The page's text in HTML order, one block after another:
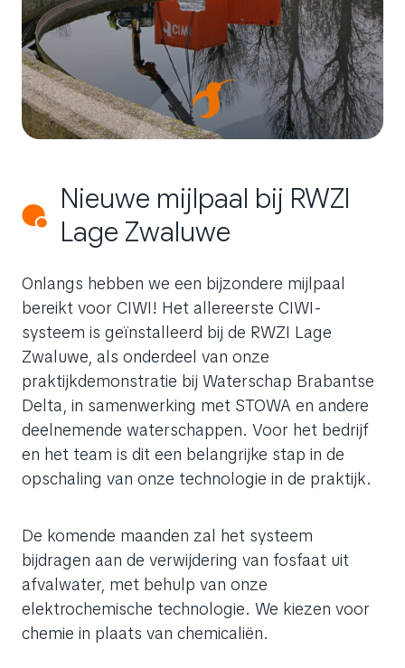
Nieuwe mijlpaal bij RWZI
Lage Zwaluwe
Onlangs hebben we een bijzondere mijlpaal
bereikt voor CIWI! Het allereerste CIWI-
systeem is geïnstalleerd bij de RWZI Lage
Zwaluwe, als onderdeel van onze
praktijkdemonstratie bij Waterschap Brabantse
Delta, in samenwerking met STOWA en andere
deelnemende waterschappen. Voor het bedrijf
en het team is dit een belangrijke stap in de
opschaling van onze technologie in de praktijk.
De komende maanden zal het systeem
bijdragen aan de verwijdering van fosfaat uit
afvalwater, met behulp van onze
elektrochemische technologie. We kiezen voor
chemie in plaats van chemicaliën.